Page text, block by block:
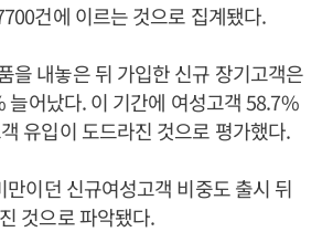
건에 이르는 것으로 집계됐다.
을 내놓은 뒤 가입한 신규 장기고객은
늘어났다. 이 기간에 여성고객 58.7%
유입이 도드라진 것으로 평가했다.
이던 신규여성고객 비중도 출시 뒤
것으로 파악됐다.